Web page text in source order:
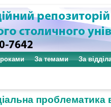
За темами За
проблематика